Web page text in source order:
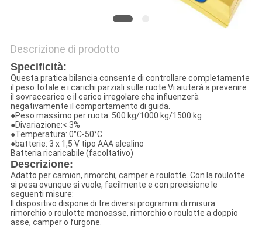
Descrizione di prodotto
Specificità:
Questa pratica bilancia consente di controllare completamente
il peso totale e i carichi parziali sulle ruote.Vi aiuterà a prevenire
il sovraccarico e il carico irregolare che influenzerà
negativamente il comportamento di guida.
●Peso massimo per ruota: 500 kg/1000 kg/1500 kg
●Divariazione:< 3%
●Temperatura: 0°C-50°C
●batterie: 3 x 1,5 V tipo AAA alcalino
Batteria ricaricabile (facoltativo)
Descrizione:
Adatto per camion, rimorchi, camper e roulotte. Con la roulotte
si pesa ovunque si vuole, facilmente e con precisione le
seguenti misure:
Il dispositivo dispone di tre diversi programmi di misura:
rimorchio o roulotte monoasse, rimorchio o roulotte a doppio
asse, camper o furgone.